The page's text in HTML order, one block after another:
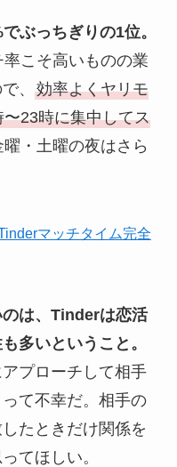
ぶっちぎりの1位。
こそ高いものの業
、 効率よくヤリモ
23時に集中してス
・土曜の夜はさら
マッチタイム完全
は、Tinderは恋活
多いということ。
プローチして相手
て不幸だ。相手の
たときだけ関係を
てほしい。